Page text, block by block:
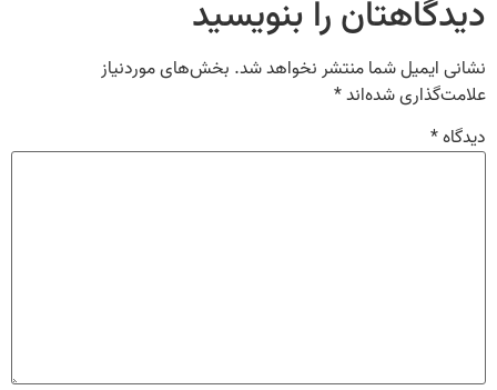
دیدگاهتان را بنویسید
نشانی ایمیل شما منتشر نخواهد شد. بخش‌های موردنیاز
علامت‌گذاری شده‌اند*
دیدگاه*